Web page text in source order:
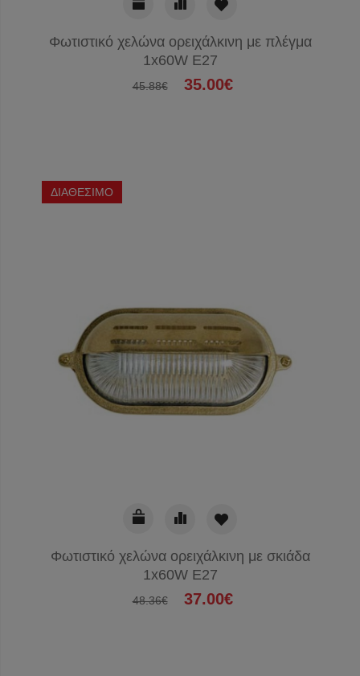
Φωτιστικό χελώνα ορειχάλκινη με πλέγμα
1x60W E27
45.88€ 35.00€
ΔΙΑΘΕΣΙΜΟ
Φωτιστικό χελώνα ορειχάλκινη με σκιάδα
1x60W E27
48.36€ 37.00€